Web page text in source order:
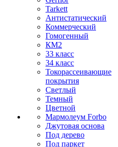
Tarkett
Антистатический
Коммерческий
Гомогенный
КМ2
33 класс
34 класс
Токорассеивающие
покрытия
Светлый
Темный
Цветной
Мармолеум Forbo
Джутовая основа
Под дерево
Под паркет